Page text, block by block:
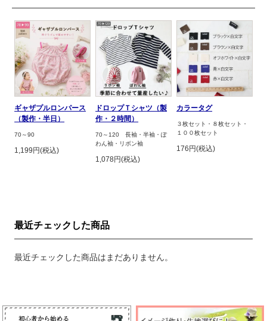
ギャザプルロンパース
（製作・半日）
70～90
1,199円(税込)
ドロップＴシャツ（製
作・２時間）
70～120 長袖・半袖・ぽ
わん袖・リボン袖
1,078円(税込)
カラータグ
３枚セット・８枚セット・
１００枚セット
176円(税込)
最近チェックした商品
最近チェックした商品はまだありません。